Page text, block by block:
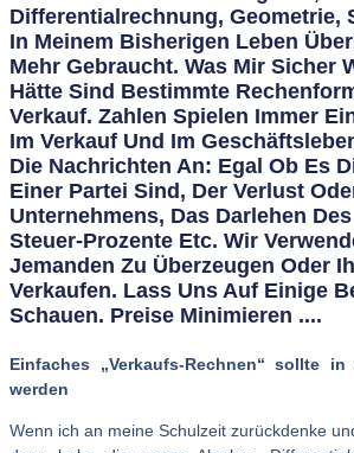
Differentialrechnung, Geometrie,
In Meinem Bisherigen Leben
Mehr Gebraucht. Was Mir Sicher
Hätte Sind Bestimmte
Verkauf. Zahlen Spielen Immer
Im Verkauf Und Im
Die Nachrichten An: Egal Ob Es
Einer Partei Sind, Der Verlust
Unternehmens, Das Darlehen
Steuer-Prozente Etc. Wir
Jemanden Zu Überzeugen Oder
Verkaufen. Lass Uns Auf Einige
Schauen. Preise Minimieren ....
Einfaches „Verkaufs-Rechnen“ sollte
werden
Wenn ich an meine Schulzeit zurückdenke